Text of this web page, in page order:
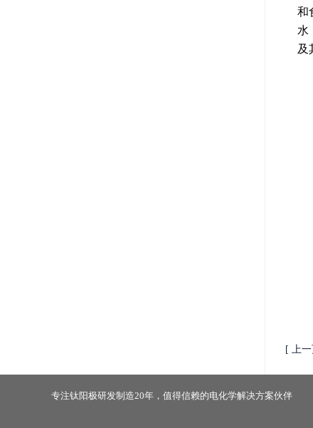
和
水
及
[ 上
专注钛阳极研发制造20年，值得信赖的电化学解决方案伙伴